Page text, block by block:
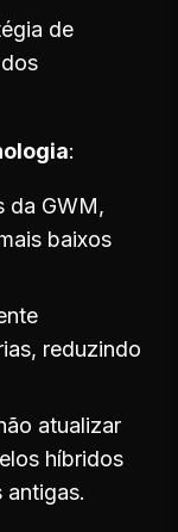
de
da GWM,
baixos
reduzindo
atualizar
híbridos
antigas.